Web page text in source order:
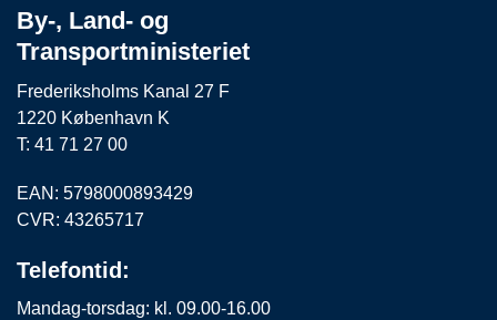
By-, Land- og
Transportministeriet
Frederiksholms Kanal 27 F
1220 København K
T: 41 71 27 00
EAN: 5798000893429
CVR: 43265717
Telefontid:
Mandag-torsdag: kl. 09.00-16.00